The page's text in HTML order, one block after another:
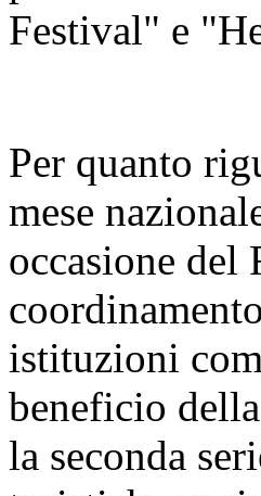
Festival" e
Per quanto
mese
occasione del
istituzioni
beneficio
la seconda